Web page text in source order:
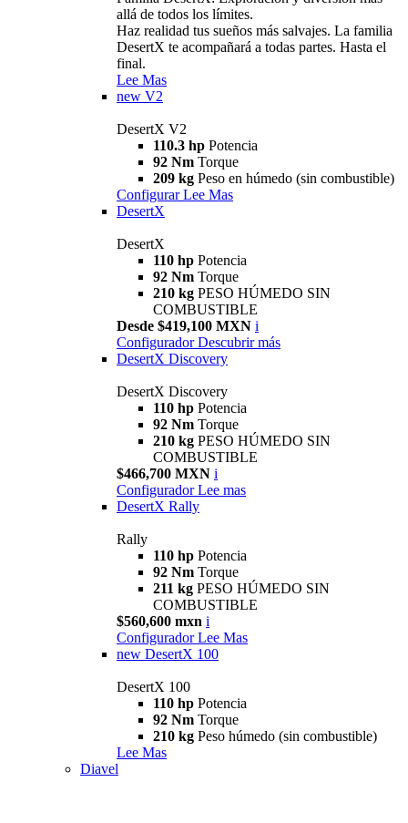
allá de todos los límites.
Haz realidad tus sueños más salvajes. La familia
DesertX te acompañará a todas partes. Hasta el
final.
Lee Mas
new V2
DesertX V2
110.3 hp Potencia
92 Nm Torque
209 kg Peso en húmedo (sin combustible)
Configurar Lee Mas
DesertX
DesertX
110 hp Potencia
92 Nm Torque
210 kg PESO HÚMEDO SIN
COMBUSTIBLE
Desde $419,100 MXN i
Configurador Descubrir más
DesertX Discovery
DesertX Discovery
110 hp Potencia
92 Nm Torque
210 kg PESO HÚMEDO SIN
COMBUSTIBLE
$466,700 MXN i
Configurador Lee mas
DesertX Rally
Rally
110 hp Potencia
92 Nm Torque
211 kg PESO HÚMEDO SIN
COMBUSTIBLE
$560,600 mxn i
Configurador Lee Mas
new DesertX 100
DesertX 100
110 hp Potencia
92 Nm Torque
210 kg Peso húmedo (sin combustible)
Lee Mas
Diavel